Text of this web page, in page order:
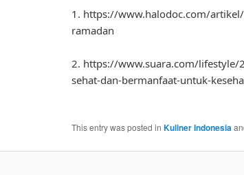
1. https://www.halodoc.com/
ramadan
2. https://www.suara.com/
sehat-dan-bermanfaat-untuk-
This entry was posted in Kuliner Indonesia